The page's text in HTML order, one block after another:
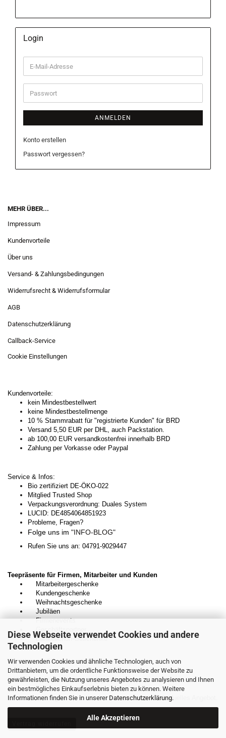
Diese Webseite verwendet Cookies und andere
Technologien
Wir verwenden Cookies und ähnliche Technologien, auch von
Drittanbietern, um die ordentliche Funktionsweise der Website zu
gewährleisten, die Nutzung unseres Angebotes zu analysieren und Ihnen
ein bestmögliches Einkaufserlebnis bieten zu können. Weitere
Informationen finden Sie in unserer Datenschutzerklärung.
Alle Akzeptieren
Login
E-
Mail-
Adresse
Passwort
ANMELDEN
Konto erstellen
Passwort vergessen?
MEHR ÜBER...
Impressum
Kundenvorteile
Über uns
Versand- & Zahlungsbedingungen
Widerrufsrecht & Widerrufsformular
AGB
Datenschutzerklärung
Callback-Service
Cookie Einstellungen
Kundenvorteile:
kein Mindestbestellwert
keine Mindestbestellmenge
10 % Stammrabatt für "registrierte Kunden" für BRD
Versand 5,50 EUR per DHL, auch Packstation.
ab 100,00 EUR versandkostenfrei innerhalb BRD
Zahlung per Vorkasse oder Paypal
Service & Infos:
Bio zertifiziert DE-ÖKO-022
Mitglied Trusted Shop
Verpackungsverordnung: Duales System
LUCID: DE4854064851923
Probleme, Fragen?
Folge uns im "INFO-BLOG"
Rufen Sie uns an: 04791-9029447
Teepräsente für Firmen, Mitarbeiter und Kunden
Mitarbeitergeschenke
Kundengeschenke
Weihnachtsgeschenke
Jubiläen
Firmenevents
Geschäftspartner
Dankeschön-Geschenke
Kontaktieren Sie uns unverbindlich:
E-Mail:kontakt.teedesnordens@gmail.com
Wir beraten Sie gerne persönlich und erstellen ein individuelles Angebot.